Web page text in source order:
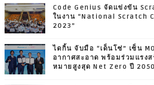
Code Genius จัดแข่งขัน
ในงาน “National Scratch
2023”
ไดกิ้น จับมือ “เด็นโซ่” เซ็น
อากาศสะอาด พร้อมร่วมแรง
หมายสูงสุด Net Zero ปี 2050